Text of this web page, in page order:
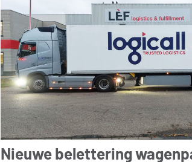
Nieuwe belettering